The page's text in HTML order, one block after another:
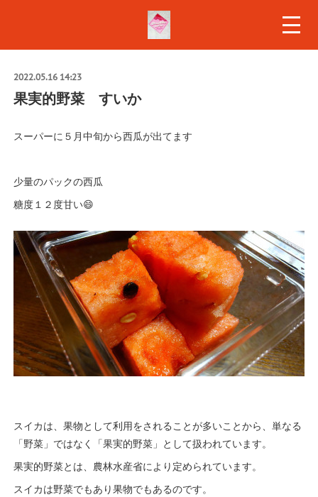
2022.05.16 14:23
果実的野菜 すいか
スーパーに５月中旬から西瓜が出てます
少量のパックの西瓜
糖度１２度甘い😄
スイカは、果物として利用をされることが多いことから、単なる
「野菜」ではなく「果実的野菜」として扱われています。
果実的野菜とは、農林水産省により定められています。
スイカは野菜でもあり果物でもあるのです。